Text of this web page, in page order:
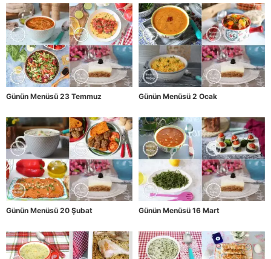
Günün Menüsü 23 Temmuz Günün Menüsü 2 Ocak
Günün Menüsü 20 Şubat Günün Menüsü 16 Mart